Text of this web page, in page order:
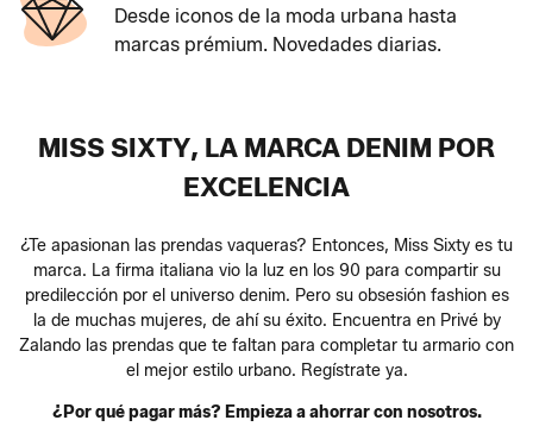
Desde iconos de la moda urbana hasta
marcas prémium. Novedades diarias.
MISS SIXTY, LA MARCA DENIM POR
EXCELENCIA
¿Te apasionan las prendas vaqueras? Entonces, Miss Sixty es tu
marca. La firma italiana vio la luz en los 90 para compartir su
predilección por el universo denim. Pero su obsesión fashion es
la de muchas mujeres, de ahí su éxito. Encuentra en Privé by
Zalando las prendas que te faltan para completar tu armario con
el mejor estilo urbano. Regístrate ya.
¿Por qué pagar más? Empieza a ahorrar con nosotros.